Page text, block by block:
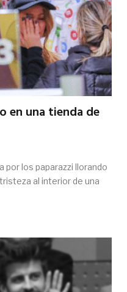
en una tienda de
por los paparazzi llorando
al interior de una